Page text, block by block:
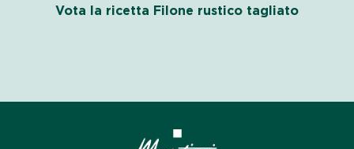
Vota la ricetta Filone rustico tagliato